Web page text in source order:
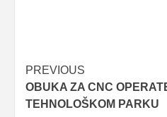
Post
navigation
PREVIOUS
OBUKA ZA CNC
TEHNOLOŠKOM PARKU